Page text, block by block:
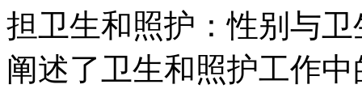
担卫生和照护：性别与
阐述了卫生和照护工作